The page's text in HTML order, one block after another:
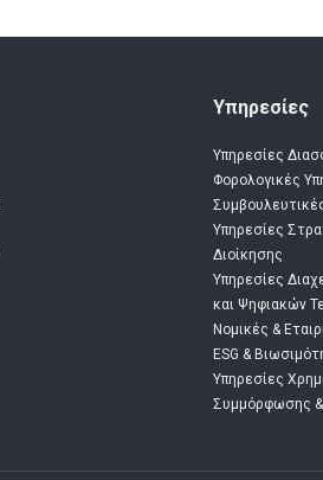
Υπηρεσίες
Υπηρεσίες
Φορολογικές
Υπηρεσίες
Διοίκησης
Υπηρεσίες
και Ψηφιακών
Νομικές &
ESG &
Υπηρεσίες
Συμμόρφωσης